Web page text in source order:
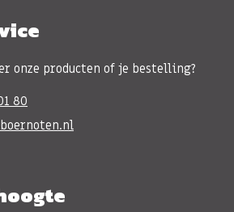
onze producten of je bestelling?
80